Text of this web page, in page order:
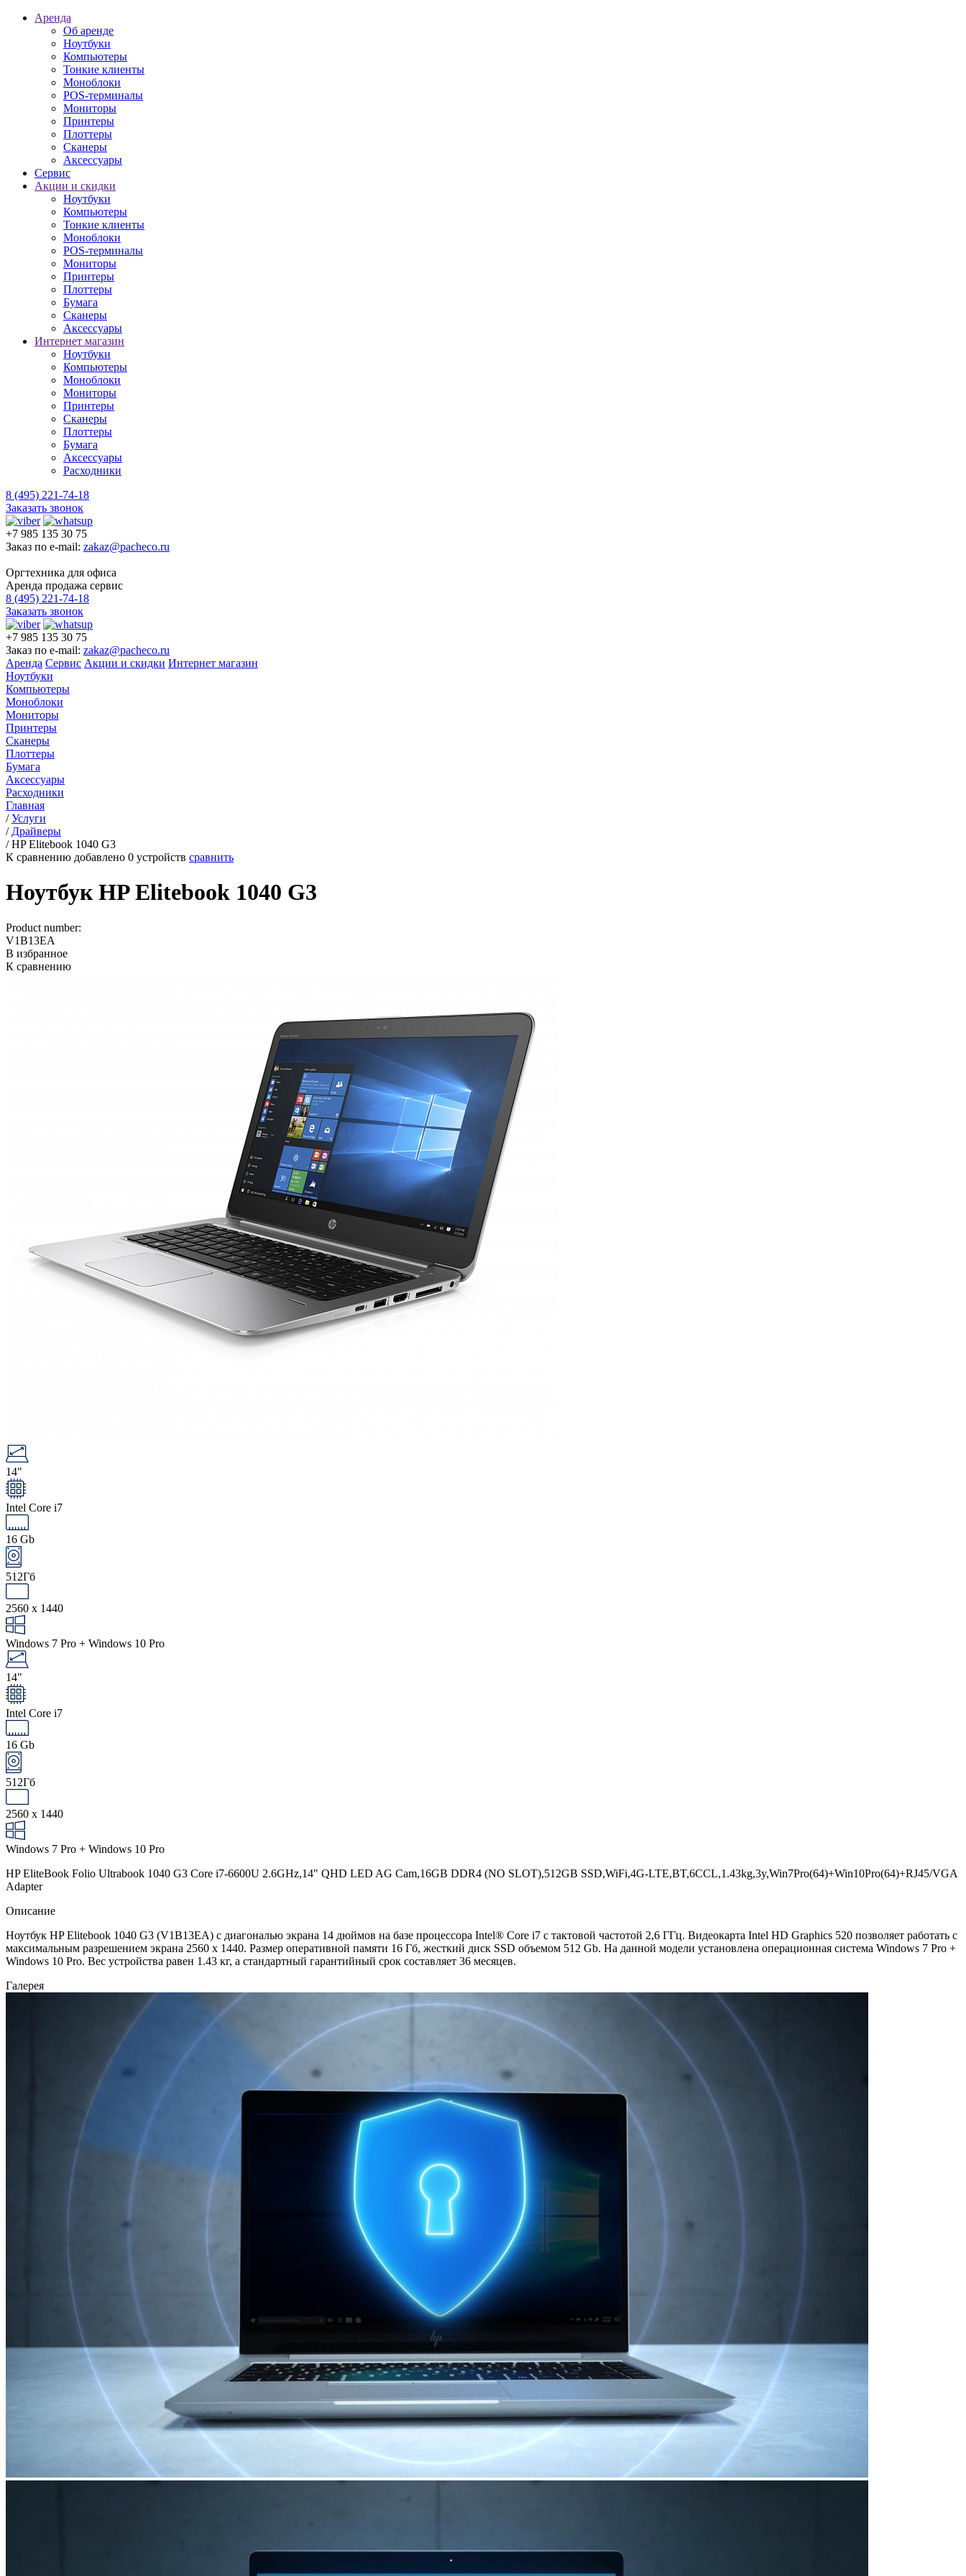
Аренда
Об аренде
Ноутбуки
Компьютеры
Тонкие клиенты
Моноблоки
POS-терминалы
Мониторы
Принтеры
Плоттеры
Сканеры
Аксессуары
Сервис
Акции и скидки
Ноутбуки
Компьютеры
Тонкие клиенты
Моноблоки
POS-терминалы
Мониторы
Принтеры
Плоттеры
Бумага
Сканеры
Аксессуары
Интернет магазин
Ноутбуки
Компьютеры
Моноблоки
Мониторы
Принтеры
Сканеры
Плоттеры
Бумага
Аксессуары
Расходники
8 (495) 221-74-18
Заказать звонок
+7 985 135 30 75
Заказ по e-mail: zakaz@pacheco.ru
Оргтехника для офиса
Аренда продажа сервис
8 (495) 221-74-18
Заказать звонок
+7 985 135 30 75
Заказ по e-mail: zakaz@pacheco.ru
Аренда Сервис Акции и скидки Интернет магазин
Ноутбуки
Компьютеры
Моноблоки
Мониторы
Принтеры
Сканеры
Плоттеры
Бумага
Аксессуары
Расходники
Главная
/Услуги
/ Драйверы
/HP Elitebook 1040 G3
К сравнению добавлено 0 устройств сравнить
Ноутбук HP Elitebook 1040 G3
Product number:
V1B13EA
В избранное
К сравнению
14"
Intel Core i7
16 Gb
512Гб
2560 x 1440
Windows 7 Pro + Windows 10 Pro
14"
Intel Core i7
16 Gb
512Гб
2560 x 1440
Windows 7 Pro + Windows 10 Pro
HP EliteBook Folio Ultrabook 1040 G3 Core i7-6600U 2.6GHz,14" QHD LED AG Cam,16GB DDR4 (NO SLOT),512GB SSD,WiFi,4G-LTE,BT,6CCL,1.43kg,3y,Win7Pro(64)+Win10Pro(64)+RJ45/VGA
Adapter
Описание
Ноутбук HP Elitebook 1040 G3 (V1B13EA) с диагональю экрана 14 дюймов на базе процессора Intel® Core i7 с тактовой частотой 2,6 ГГц. Видеокарта Intel HD Graphics 520 позволяет работать с
максимальным разрешением экрана 2560 x 1440. Размер оперативной памяти 16 Гб, жесткий диск SSD объемом 512 Gb. На данной модели установлена операционная система Windows 7 Pro +
Windows 10 Pro. Вес устройства равен 1.43 кг, а стандартный гарантийный срок составляет 36 месяцев.
Галерея